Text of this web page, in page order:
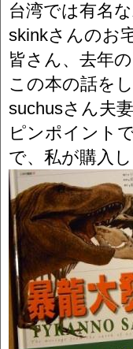
台湾では有名
skinkさんのお
皆さん、去年
この本の話を
suchusさん夫
ピンポイント
で、私が購入